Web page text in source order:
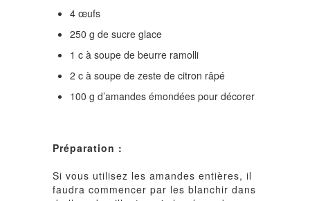
4 œufs
250 g de sucre glace
1 c à soupe de beurre ramolli
2 c à soupe de zeste de citron râpé
100 g d’amandes émondées pour décorer
Préparation :
Si vous utilisez les amandes entières, il
faudra commencer par les blanchir dans